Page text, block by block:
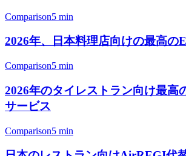
Comparison5 min
2026年、日本料理店向けの最高の
Comparison5 min
2026年のタイレストラン向け最高
サービス
Comparison5 min